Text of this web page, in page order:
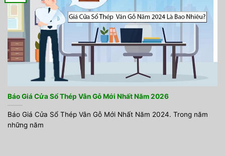
Báo Giá Cửa Sổ Thép Vân Gỗ Mới Nhất Năm 2026
Báo Giá Cửa Sổ Thép Vân Gỗ Mới Nhất Năm 2024. Trong năm
những năm